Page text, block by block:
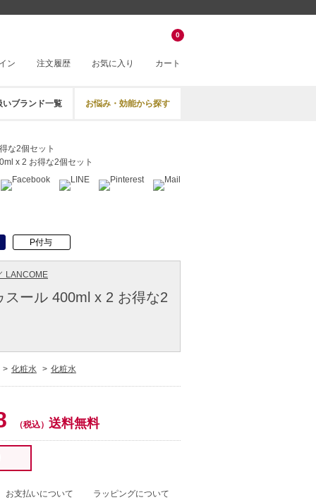
ン 注文履歴 お気に入り カート
0
いブランド一覧 お悩み・効能から探す
な2個セット
x 2 お得な2個セット
P付与
LANCOME
スール 400ml x 2 お得な2
化粧水 化粧水
（税込） 送料無料
お支払いについて ラッピングについて